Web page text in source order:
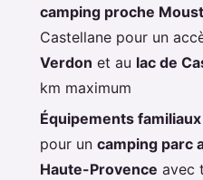
camping proche
Castellane pour un
Verdon et au lac de
km maximum
Équipements
pour un camping parc
Haute-Provence avec